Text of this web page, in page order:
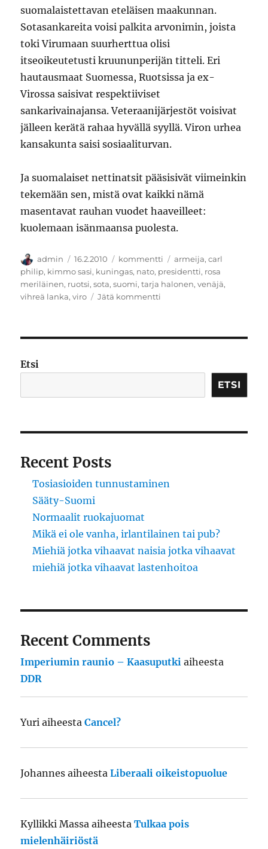
suomalaistettavan eteläisen maakunnan.
Sotasankareita voisi palkita arvonimin, joista
toki Virumaan suurherttua olisi
itseoikeutetusti kruununperijän titteli. Eri
hautausmaat Suomessa, Ruotsissa ja ex-
Virossa saisivat respektiiviset
sankarivainajansa. Veteraanijärjestöt voisivat
jälleen kerätä rahaa hyvällä syyllä. Viron urhea
kansakunta saisi sosiaaliturvan.
Ja suomalaiset nettinatsit pääsisivät viimeinkin
tekemään sen, mistä ovat kaikki nämä
masentavat rauhan vuodet haaveilleet:
kuolemaan isänmaansa puolesta.
Kirjoittaja
admin Julkaistu
16.2.2010 Kategoriat
kommentti Avainsanat
armeija,carl
philip, kimmo sasi, kuningas, nato, presidentti, rosa
meriläinen, ruotsi,sota,suomi,tarja halonen,venäjä,
vihreä lanka,viro Jätä kommentti
Etsi
ETSI
Recent Posts
Tosiasioiden tunnustaminen
Sääty-Suomi
Normaalit ruokajuomat
Mikä ei ole vanha, irlantilainen tai pub?
Miehiä jotka vihaavat naisia jotka vihaavat
miehiä jotka vihaavat lastenhoitoa
Recent Comments
Imperiumin raunio – Kaasuputki aiheesta
DDR
Yuri aiheestaCancel?
Johannes aiheestaLiberaali oikeistopuolue
Kyllikki Massa aiheestaTulkaa pois
mielenhäiriöstä